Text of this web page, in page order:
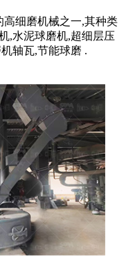
细磨机械之一,其种类
,水泥球磨机,超细层压
轴瓦,节能球磨 .